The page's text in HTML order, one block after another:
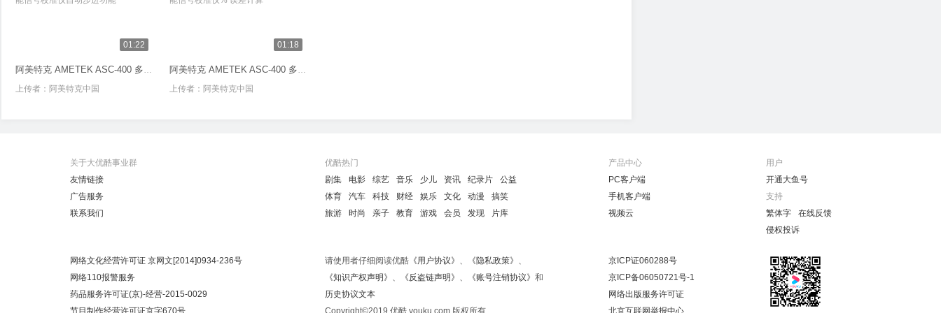
01:22
阿美特克 AMETEK ASC-400 多功能信号校准仪自动步进功能
上传者： 阿美特克中国
01:18
阿美特克 AMETEK ASC-400 多功能信号校准仪% 误差计算
上传者： 阿美特克中国
关于大优酷事业群
友情链接
广告服务
联系我们
优酷热门
剧集
电影 综艺 音乐 少儿 资讯 纪录片
公益
体育
汽车 科技 财经 娱乐 文化 动漫
搞笑
旅游
时尚 亲子 教育 游戏 会员 发现 片库
产品中心
PC客户端
手机客户端
视频云
用户
开通大鱼号
支持
繁体字
在线反馈
侵权投诉
网络文化经营许可证 京网文[2014]0934-236号
网络110报警服务
药品服务许可证(京)-经营-2015-0029
节目制作经营许可证京字670号
请使用者仔细阅读优酷《用户协议》 、 《隐私政策》 、
《知识产权声明》 、 《反盗链声明》 、 《账号注销协议》 和
历史协议文本
Copyright©2019 优酷 youku.com 版权所有
京ICP证060288号
京ICP备06050721号-1
网络出版服务许可证
北京互联网举报中心